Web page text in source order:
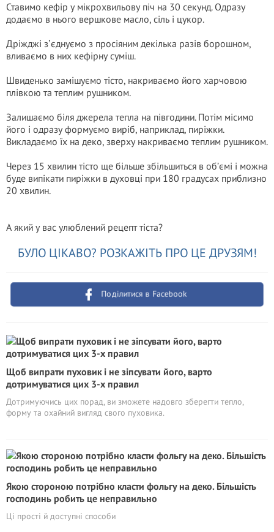
Ставимо кефір у мікрохвильову піч на 30 секунд. Одразу
додаємо в нього вершкове масло, сіль і цукор.
Дріжджі зʼєднуємо з просіяним декілька разів борошном,
вливаємо в них кефірну суміш.
Швиденько замішуємо тісто, накриваємо його харчовою
плівкою та теплим рушником.
Залишаємо біля джерела тепла на півгодини. Потім місимо
його і одразу формуємо виріб, наприклад, пиріжки.
Викладаємо їх на деко, зверху накриваємо теплим рушником.
Через 15 хвилин тісто ще більше збільшиться в об’ємі і можна
буде випікати пиріжки в духовці при 180 градусах приблизно
20 хвилин.
А який у вас улюблений рецепт тіста?
БУЛО ЦІКАВО? РОЗКАЖІТЬ ПРО ЦЕ ДРУЗЯМ!
Поділитися в Facebook
Щоб випрати пуховик і не зіпсувати його, варто
дотримуватися цих 3-х правил
Дотримуючись цих порад, ви зможете надовго зберегти тепло,
форму та охайний вигляд свого пуховика.
Якою стороною потрібно класти фольгу на деко. Більшість
господинь робить це неправильно
Ці прості й доступні способи